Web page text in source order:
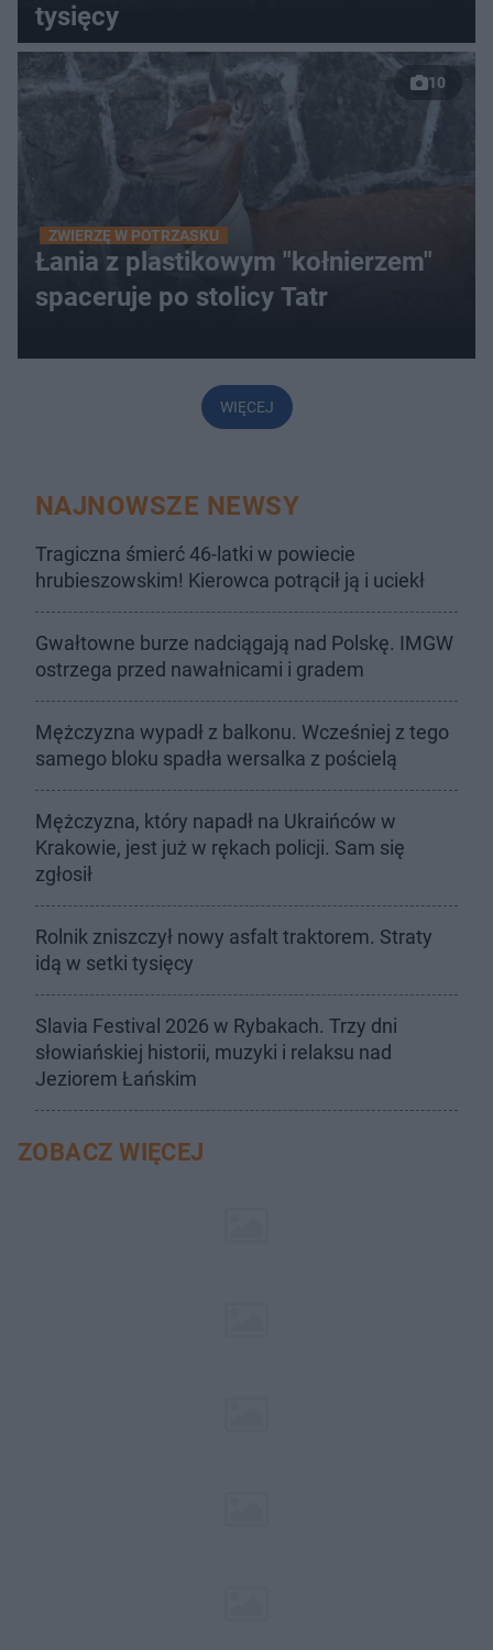
tysięcy
10
ZWIERZĘ W POTRZASKU
Łania z plastikowym "kołnierzem"
spaceruje po stolicy Tatr
WIĘCEJ
NAJNOWSZE NEWSY
Tragiczna śmierć 46-latki w powiecie
hrubieszowskim! Kierowca potrącił ją i uciekł
Gwałtowne burze nadciągają nad Polskę. IMGW
ostrzega przed nawałnicami i gradem
Mężczyzna wypadł z balkonu. Wcześniej z tego
samego bloku spadła wersalka z pościelą
Mężczyzna, który napadł na Ukraińców w
Krakowie, jest już w rękach policji. Sam się
zgłosił
Rolnik zniszczył nowy asfalt traktorem. Straty
idą w setki tysięcy
Slavia Festival 2026 w Rybakach. Trzy dni
słowiańskiej historii, muzyki i relaksu nad
Jeziorem Łańskim
ZOBACZ WIĘCEJ